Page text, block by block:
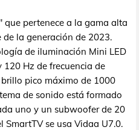
que pertenece a la gama alta
de la generación de 2023.
de iluminación Mini LED
120 Hz de frecuencia de
brillo pico máximo de 1000
de sonido está formado
uno y un subwoofer de 20
SmartTV se usa Vidaa U7.0.